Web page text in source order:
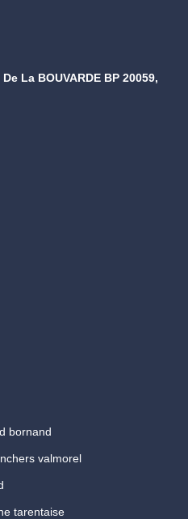
La BOUVARDE BP 20059,
bornand
valmorel
tarentaise